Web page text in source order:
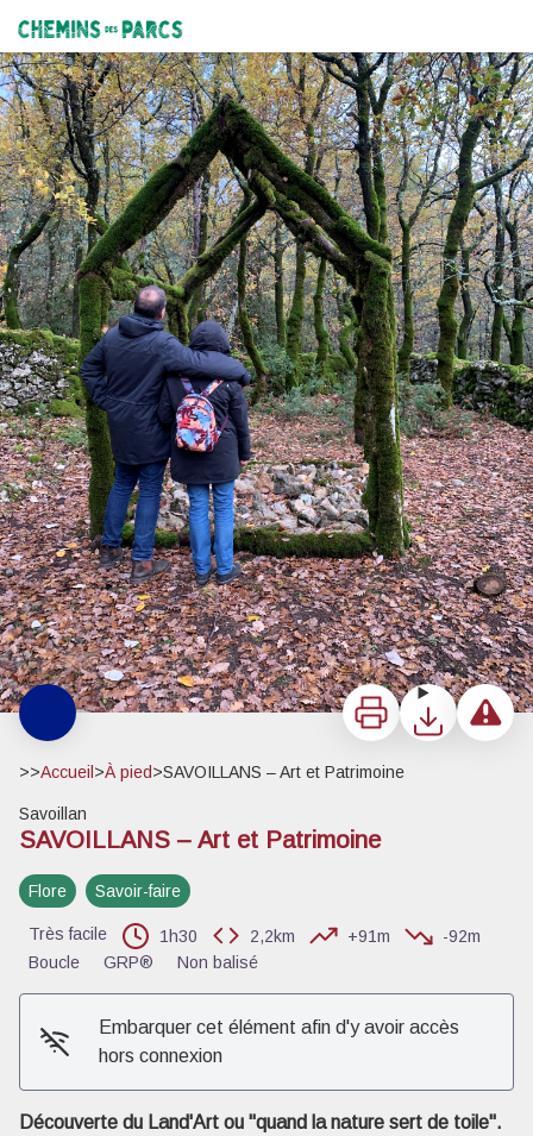
Chemins des Parcs
Maison - ©C. Giboin - PNRMV
ImprimerTéléchargerSignaler
>>Accueil >À pied>SAVOILLANS – Art et Patrimoine
Savoillan
SAVOILLANS – Art et Patrimoine
Flore Savoir-faire
Très facile 1h30 2,2km +91m
-92m
Boucle
GRP® Non balisé
Embarquer cet élément afin d'y avoir accès
hors connexion
Découverte du Land'Art ou "quand la nature sert de toile".